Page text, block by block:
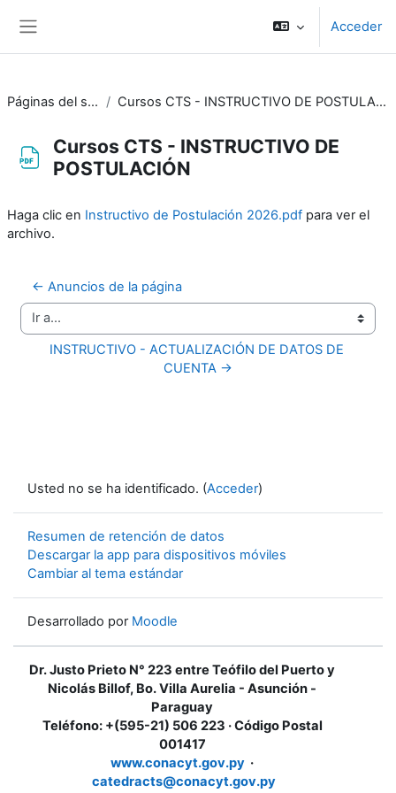
Acceder
Páginas del sitio Cursos CTS - INSTRUCTIVO DE POSTULACIÓN
Cursos CTS - INSTRUCTIVO DE
POSTULACIÓN
Haga clic en Instructivo de Postulación 2026.pdf para ver el
archivo.
← Anuncios de la página
Ir a...
INSTRUCTIVO - ACTUALIZACIÓN DE DATOS DE
CUENTA →
Usted no se ha identificado. (Acceder)
Resumen de retención de datos
Descargar la app para dispositivos móviles
Cambiar al tema estándar
Desarrollado por Moodle
Dr. Justo Prieto N° 223 entre Teófilo del Puerto y
Nicolás Billof, Bo. Villa Aurelia - Asunción -
Paraguay
Teléfono: +(595-21) 506 223 · Código Postal
001417
www.conacyt.gov.py ·
catedracts@conacyt.gov.py